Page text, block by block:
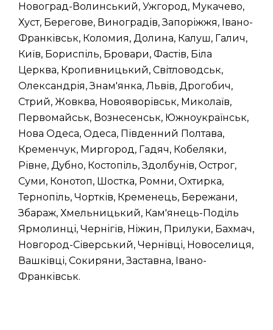
Новоград-Волинський, Ужгород, Мукачево,
Хуст, Берегове, Виноградів, Запоріжжя, Івано-
Франківськ, Коломия, Долина, Калуш, Галич,
Київ, Бориспіль, Бровари, Фастів, Біла
Церква, Кропивницький, Світловодськ,
Олександрія, Знам'янка, Львів, Дрогобич,
Стрий, Жовква, Новояворівськ, Миколаїв,
Первомайськ, Вознесенськ, Южноукраїнськ,
Нова Одеса, Одеса, Південний Полтава,
Кременчук, Миргород, Гадяч, Кобеляки,
Рівне, Дубно, Костопіль, Здолбунів, Острог,
Суми, Конотоп, Шостка, Ромни, Охтирка,
Тернопіль, Чортків, Кременець, Бережани,
Збараж, Хмельницький, Кам'янець-Поділь
Ярмолинці, Чернігів, Ніжин, Прилуки, Бахмач,
Новгород-Сіверський, Чернівці, Новоселиця,
Вашківці, Сокиряни, Заставна, Івано-
Франківськ.